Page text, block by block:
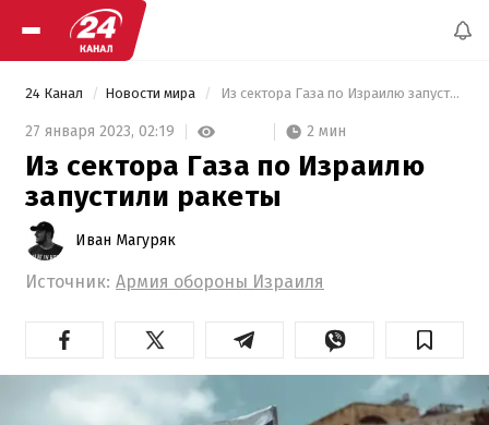
24 Канал Новости мира Из сектора Газа по Израилю запустили ракеты
27 января 2023, 02:19 2 мин
Из сектора Газа по Израилю
запустили ракеты
Иван Магуряк
Источник: Армия обороны Израиля